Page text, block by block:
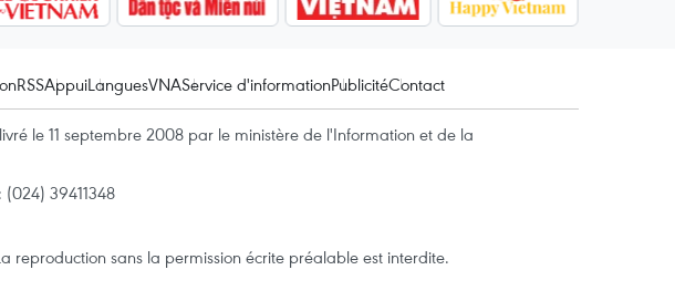
RSSAppuiLanguesVNAService d'informationPublicitéContact
le 11 septembre 2008 par le ministère de l'Information et de la
(024) 39411348
reproduction sans la permission écrite préalable est interdite.